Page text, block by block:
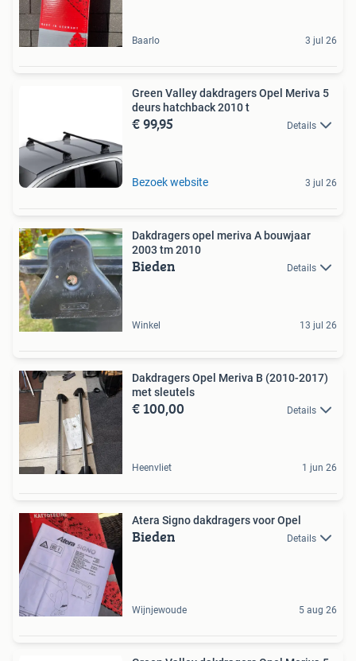
Baarlo 3 jul 26
Green Valley dakdragers Opel Meriva 5
deurs hatchback 2010 t
€ 99,95 Details
Bezoek website 3 jul 26
Dakdragers opel meriva A bouwjaar
2003 tm 2010
Bieden Details
Winkel 13 jul 26
Dakdragers Opel Meriva B (2010-2017)
met sleutels
€ 100,00 Details
Heenvliet 1 jun 26
Atera Signo dakdragers voor Opel
Bieden Details
Wijnjewoude 5 aug 26